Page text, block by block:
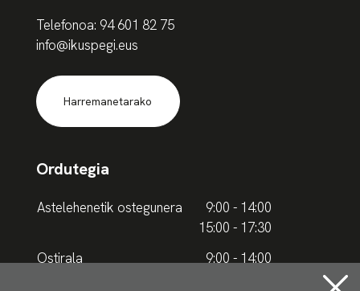
Telefonoa: 94 601 82 75
info@ikuspegi.eus
Harremanetarako
Ordutegia
Astelehenetik ostegunera
9:00 - 14:00
15:00 - 17:30
Ostirala
9:00 - 14:00